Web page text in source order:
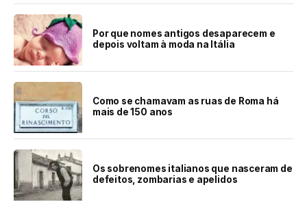
Por que nomes antigos desaparecem e
depois voltam à moda na Itália
Como se chamavam as ruas de Roma há
mais de 150 anos
Os sobrenomes italianos que nasceram de
defeitos, zombarias e apelidos